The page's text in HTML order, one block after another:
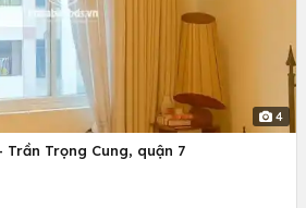
4
Trần Trọng Cung, quận 7